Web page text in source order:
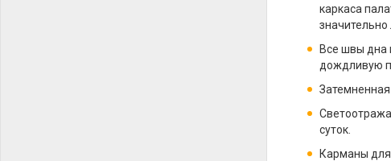
каркаса
значительно
Все швы дна
дождливую
Затемненная
суток.
Карманы